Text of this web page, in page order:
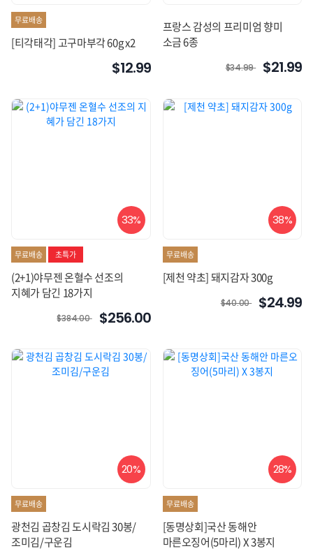
무료배송
[티각태각] 고구마부각 60g x2
$12.99
프랑스 감성의 프리미엄 향미
소금 6종
$34.99 $21.99
33%
무료배송 초특가
(2+1)야무젠 온혈수 선조의
지혜가 담긴 18가지
$384.00 $256.00
38%
무료배송
[제천 약초] 돼지감자 300g
$40.00 $24.99
20%
무료배송
광천김 곱창김 도시락김 30봉/
조미김/구운김
28%
무료배송
[동명상회]국산 동해안
마른오징어(5마리) X 3봉지